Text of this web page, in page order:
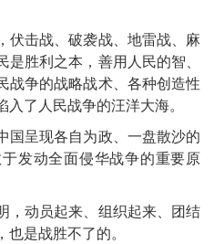
击战、破袭战、地雷战、麻
胜利之本，善用人民的智、
战争的战略战术、各种创造性
了人民战争的汪洋大海。
呈现各自为政、一盘散沙的
发动全面侵华战争的重要原
动员起来、组织起来、团结
是战胜不了的。